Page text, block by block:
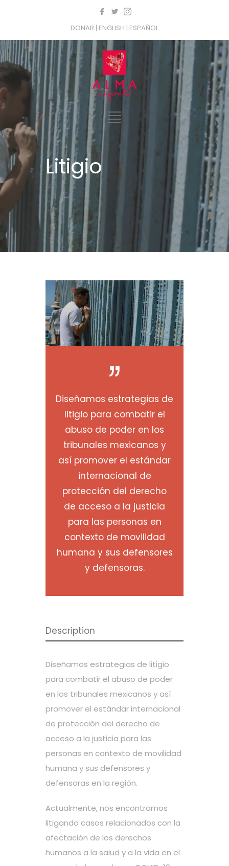
DONAR | ENGLISH | ESPAÑOL
Litigio
Diseñamos estrategias de
litigio para combatir el
abuso de poder en los
tribunales mexicanos y
así promover el estándar
internacional de
protección del derecho
de acceso a la justicia
para las personas en
contexto de movilidad
humana y sus defensores
y defensoras.
Description
Diseñamos estrategias de litigio
para combatir el abuso de poder
en los tribunales mexicanos y así
promover el estándar internacional
de protección del derecho de
acceso a la justicia para las
personas en contexto de movilidad
humana y sus defensores y
defensoras en la región.
Actualmente, nos encontramos
litigando casos relacionados con la
afectación de los derechos
humanos a la salud y a la vida en el